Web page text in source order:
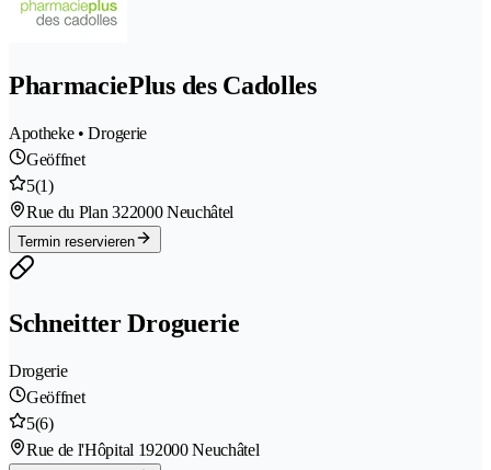
PharmaciePlus des Cadolles
Apotheke • Drogerie
Geöffnet
5(1)
Rue du Plan 322000 Neuchâtel
Termin reservieren
Schneitter Droguerie
Drogerie
Geöffnet
5(6)
Rue de l'Hôpital 192000 Neuchâtel